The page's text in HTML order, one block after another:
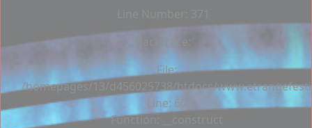
Backtrace:
File:
/homepages/13/d456025738/htdocs/
Line: 60
Function: __construct